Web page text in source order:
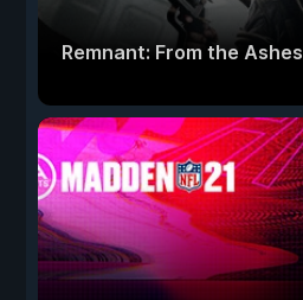
Remnant: From the Ashes